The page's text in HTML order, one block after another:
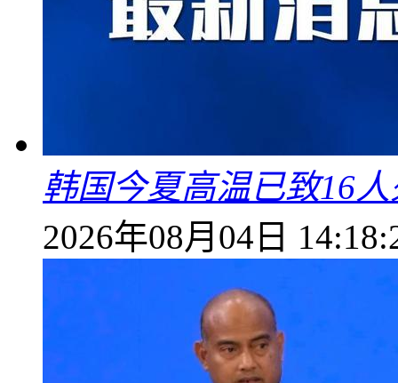
韩国今夏高温已致16
2026年08月04日